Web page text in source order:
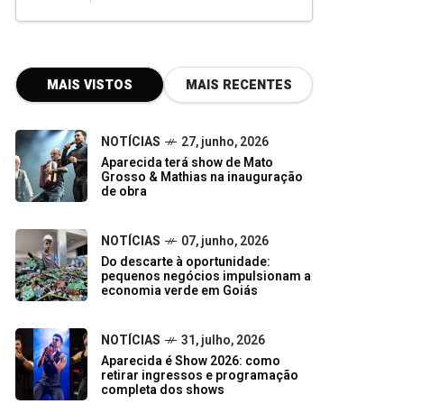
MAIS VISTOS MAIS RECENTES
NOTÍCIAS
27, junho, 2026
Aparecida terá show de Mato
Grosso & Mathias na inauguração
de obra
NOTÍCIAS
07, junho, 2026
Do descarte à oportunidade:
pequenos negócios impulsionam a
economia verde em Goiás
NOTÍCIAS
31, julho, 2026
Aparecida é Show 2026: como
retirar ingressos e programação
completa dos shows